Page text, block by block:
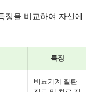
징을 비교하여 자신에
특징
비뇨기계 질환